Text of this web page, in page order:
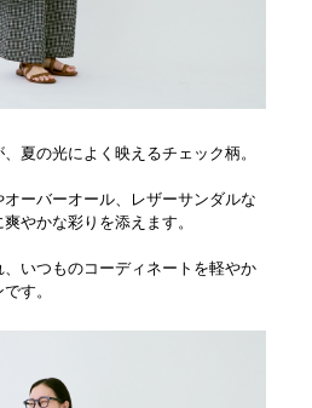
夏の光によく映えるチェック柄。
ーバーオール、レザーサンダルな
やかな彩りを添えます。
いつものコーディネートを軽やか
す。